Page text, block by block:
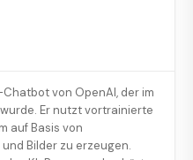
von OpenAI, der im
Er nutzt vortrainierte
auf Basis von
Bilder zu erzeugen.